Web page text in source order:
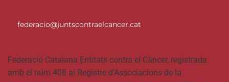
federacio@juntscontraelcancer.cat
Federació Catalana Entitats contra el Càncer, registrada
amb el núm 408 al Registre d’Associacions de la